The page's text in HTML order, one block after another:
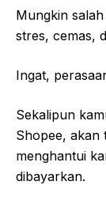
Mungkin
stres, cemas,
Ingat,
Sekalipun
Shopee, akan
menghantui
dibayarkan.